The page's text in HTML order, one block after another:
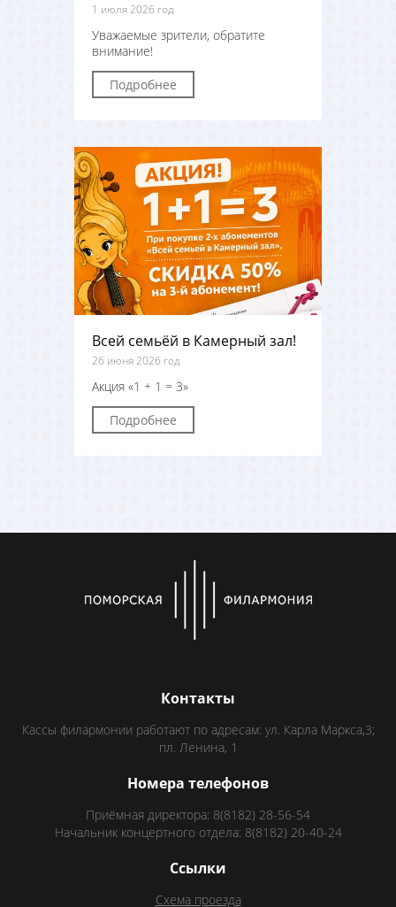
1 июля 2026 год
Уважаемые зрители, обратите
внимание!
Подробнее
Всей семьёй в Камерный зал!
26 июня 2026 год
Акция «1 + 1 = 3»
Подробнее
Контакты
Кассы филармонии работают по адресам: ул. Карла Маркса,3;
пл. Ленина, 1
Номера телефонов
Приёмная директора: 8(8182) 28-56-54
Начальник концертного отдела: 8(8182) 20-40-24
Ссылки
Схема проезда